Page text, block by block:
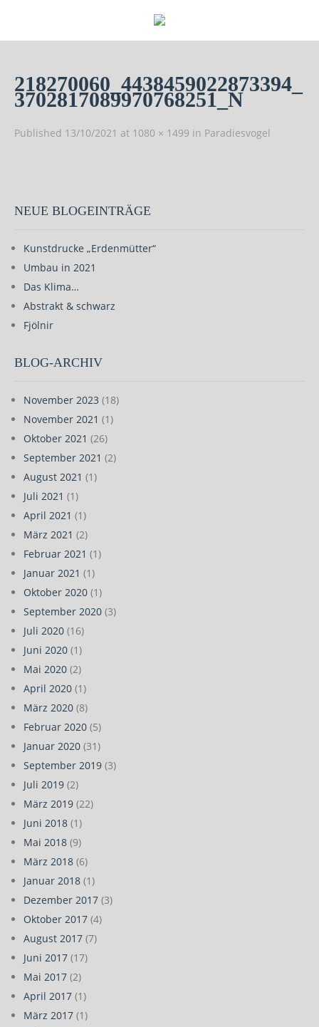
218270060_4438459022873394_
3702817089970768251_N
Published 13/10/2021 at 1080 × 1499 in Paradiesvogel
NEUE BLOGEINTRÄGE
Kunstdrucke „Erdenmütter“
Umbau in 2021
Das Klima…
Abstrakt & schwarz
Fjölnir
BLOG-ARCHIV
November 2023 (18)
November 2021 (1)
Oktober 2021 (26)
September 2021 (2)
August 2021 (1)
Juli 2021 (1)
April 2021 (1)
März 2021 (2)
Februar 2021 (1)
Januar 2021 (1)
Oktober 2020 (1)
September 2020 (3)
Juli 2020 (16)
Juni 2020 (1)
Mai 2020 (2)
April 2020 (1)
März 2020 (8)
Februar 2020 (5)
Januar 2020 (31)
September 2019 (3)
Juli 2019 (2)
März 2019 (22)
Juni 2018 (1)
Mai 2018 (9)
März 2018 (6)
Januar 2018 (1)
Dezember 2017 (3)
Oktober 2017 (4)
August 2017 (7)
Juni 2017 (17)
Mai 2017 (2)
April 2017 (1)
März 2017 (1)